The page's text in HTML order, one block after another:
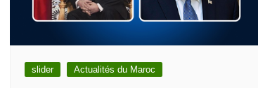
slider Actualités du Maroc